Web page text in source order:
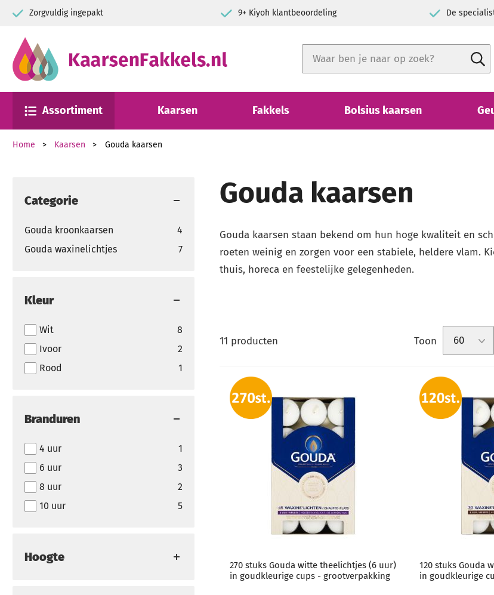
ingepakt 9+ Kiyoh klantbeoordeling De specialist in kaarsen
Close search
Zoek
Assortiment Kaarsen Fakkels Bolsius kaarsen
Home Kaarsen Gouda kaarsen
Categorie
Gouda kroonkaarsen
4
Gouda waxinelichtjes
7
Kleur
Wit
8
Ivoor
2
Rood
1
Branduren
4 uur
1
6 uur
3
8 uur
2
10 uur
5
Hoogte
Gouda kaarsen
Gouda kaarsen staan bekend om hun hoge kwaliteit en
roeten weinig en zorgen voor een stabiele, heldere vlam.
thuis, horeca en feestelijke gelegenheden.
11 producten Toon
270 stuks Gouda witte theelichtjes (6 uur)
in goudkleurige cups - grootverpakking
120 stuks Gouda
in goudkleurige